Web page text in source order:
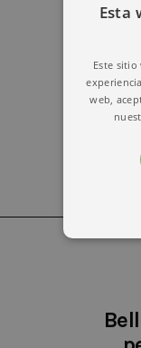
Esta
Este
web,